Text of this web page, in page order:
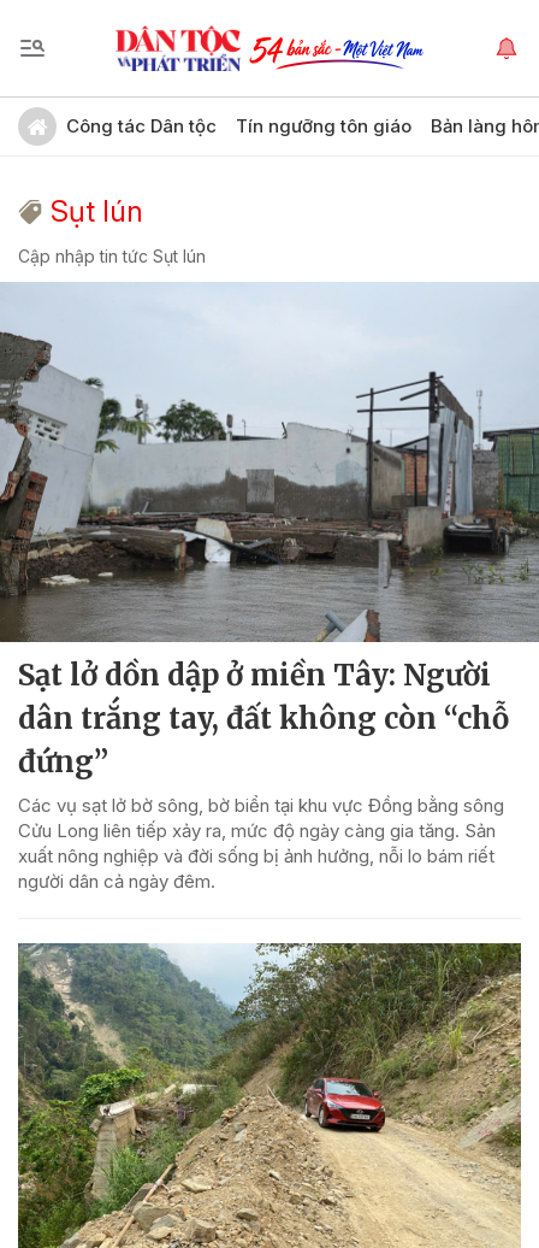
Công tác Dân tộc Tín ngưỡng tôn giáo Bản làng
Sụt lún
Cập nhập tin tức Sụt lún
Sạt lở dồn dập ở miền Tây: Người
dân trắng tay, đất không còn “chỗ
đứng”
Các vụ sạt lở bờ sông, bờ biển tại khu vực Đồng bằng sông
Cửu Long liên tiếp xảy ra, mức độ ngày càng gia tăng. Sản
xuất nông nghiệp và đời sống bị ảnh hưởng, nỗi lo bám riết
người dân cả ngày đêm.